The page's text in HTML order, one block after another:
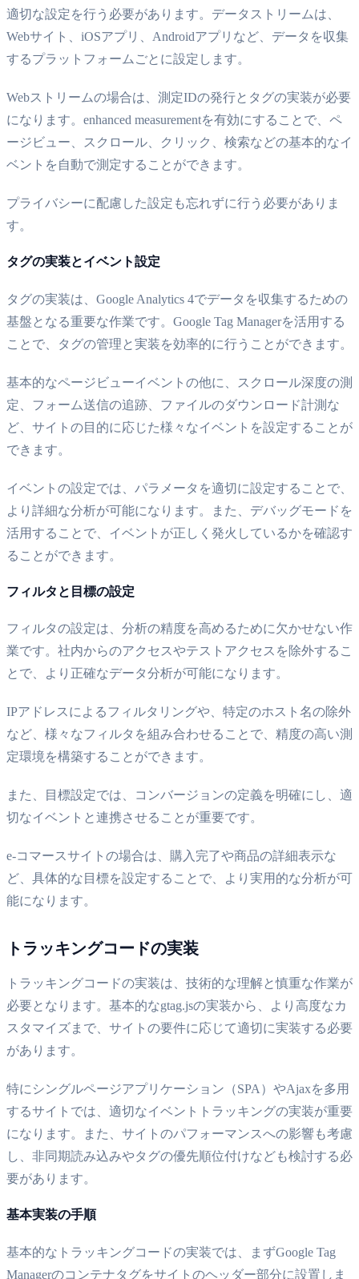
適切な設定を行う必要があります。データストリームは、
Webサイト、iOSアプリ、Androidアプリなど、データを収集
するプラットフォームごとに設定します。
Webストリームの場合は、測定IDの発行とタグの実装が必要
になります。enhanced measurementを有効にすることで、ペ
ージビュー、スクロール、クリック、検索などの基本的なイ
ベントを自動で測定することができます。
プライバシーに配慮した設定も忘れずに行う必要がありま
す。
タグの実装とイベント設定
タグの実装は、Google Analytics 4でデータを収集するための
基盤となる重要な作業です。Google Tag Managerを活用する
ことで、タグの管理と実装を効率的に行うことができます。
基本的なページビューイベントの他に、スクロール深度の測
定、フォーム送信の追跡、ファイルのダウンロード計測な
ど、サイトの目的に応じた様々なイベントを設定することが
できます。
イベントの設定では、パラメータを適切に設定することで、
より詳細な分析が可能になります。また、デバッグモードを
活用することで、イベントが正しく発火しているかを確認す
ることができます。
フィルタと目標の設定
フィルタの設定は、分析の精度を高めるために欠かせない作
業です。社内からのアクセスやテストアクセスを除外するこ
とで、より正確なデータ分析が可能になります。
IPアドレスによるフィルタリングや、特定のホスト名の除外
など、様々なフィルタを組み合わせることで、精度の高い測
定環境を構築することができます。
また、目標設定では、コンバージョンの定義を明確にし、適
切なイベントと連携させることが重要です。
e-コマースサイトの場合は、購入完了や商品の詳細表示な
ど、具体的な目標を設定することで、より実用的な分析が可
能になります。
トラッキングコードの実装
トラッキングコードの実装は、技術的な理解と慎重な作業が
必要となります。基本的なgtag.jsの実装から、より高度なカ
スタマイズまで、サイトの要件に応じて適切に実装する必要
があります。
特にシングルページアプリケーション（SPA）やAjaxを多用
するサイトでは、適切なイベントトラッキングの実装が重要
になります。また、サイトのパフォーマンスへの影響も考慮
し、非同期読み込みやタグの優先順位付けなども検討する必
要があります。
基本実装の手順
基本的なトラッキングコードの実装では、まずGoogle Tag
Managerのコンテナタグをサイトのヘッダー部分に設置しま